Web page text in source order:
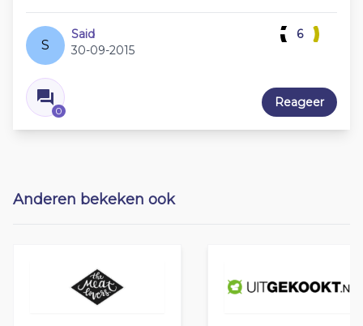
S
Said
30-09-2015
0
6
Reageer
Anderen bekeken ook